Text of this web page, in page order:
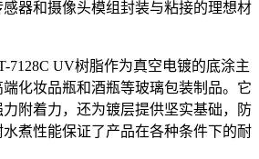
器和摄像头模组封装与粘接的理想材
7128C UV树脂作为真空电镀的底涂主
化妆品瓶和酒瓶等玻璃包装制品。它
附着力，还为镀层提供坚实基础，防
煮性能保证了产品在各种条件下的耐